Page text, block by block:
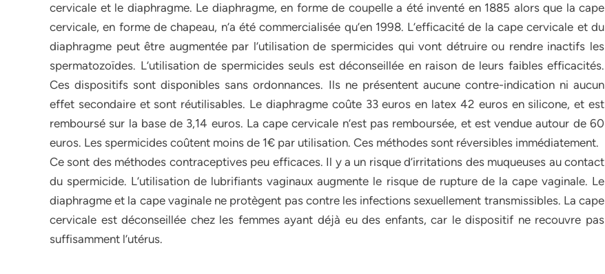
cervicale et le diaphragme. Le diaphragme, en forme de coupelle a été inventé en 1885 alors que la cape
cervicale, en forme de chapeau, n’a été commercialisée qu’en 1998. L’efficacité de la cape cervicale et du
diaphragme peut être augmentée par l’utilisation de spermicides qui vont détruire ou rendre inactifs les
spermatozoïdes. L’utilisation de spermicides seuls est déconseillée en raison de leurs faibles efficacités.
Ces dispositifs sont disponibles sans ordonnances. Ils ne présentent aucune contre-indication ni aucun
effet secondaire et sont réutilisables. Le diaphragme coûte 33 euros en latex 42 euros en silicone, et est
remboursé sur la base de 3,14 euros. La cape cervicale n’est pas remboursée, et est vendue autour de 60
euros. Les spermicides coûtent moins de 1€ par utilisation. Ces méthodes sont réversibles immédiatement.
Ce sont des méthodes contraceptives peu efficaces. Il y a un risque d’irritations des muqueuses au contact
du spermicide. L’utilisation de lubrifiants vaginaux augmente le risque de rupture de la cape vaginale. Le
diaphragme et la cape vaginale ne protègent pas contre les infections sexuellement transmissibles. La cape
cervicale est déconseillée chez les femmes ayant déjà eu des enfants, car le dispositif ne recouvre pas
suffisamment l’utérus.